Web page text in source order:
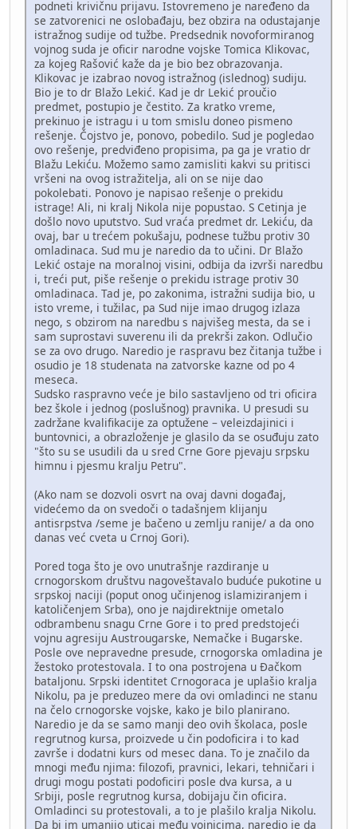
podneti krivičnu prijavu. Istovremeno je naređeno da
se zatvorenici ne oslobađaju, bez obzira na odustajanje
istražnog sudije od tužbe. Predsednik novoformiranog
vojnog suda je oficir narodne vojske Tomica Klikovac,
za kojeg Rašović kaže da je bio bez obrazovanja.
Klikovac je izabrao novog istražnog (islednog) sudiju.
Bio je to dr Blažo Lekić. Kad je dr Lekić proučio
predmet, postupio je čestito. Za kratko vreme,
prekinuo je istragu i u tom smislu doneo pismeno
rešenje. Čojstvo je, ponovo, pobedilo. Sud je pogledao
ovo rešenje, predviđeno propisima, pa ga je vratio dr
Blažu Lekiću. Možemo samo zamisliti kakvi su pritisci
vršeni na ovog istražitelja, ali on se nije dao
pokolebati. Ponovo je napisao rešenje o prekidu
istrage! Ali, ni kralj Nikola nije popustao. S Cetinja je
došlo novo uputstvo. Sud vraća predmet dr. Lekiću, da
ovaj, bar u trećem pokušaju, podnese tužbu protiv 30
omladinaca. Sud mu je naredio da to učini. Dr Blažo
Lekić ostaje na moralnoj visini, odbija da izvrši naredbu
i, treći put, piše rešenje o prekidu istrage protiv 30
omladinaca. Tad je, po zakonima, istražni sudija bio, u
isto vreme, i tužilac, pa Sud nije imao drugog izlaza
nego, s obzirom na naredbu s najvišeg mesta, da se i
sam suprostavi suverenu ili da prekrši zakon. Odlučio
se za ovo drugo. Naredio je raspravu bez čitanja tužbe i
osudio je 18 studenata na zatvorske kazne od po 4
meseca.
Sudsko raspravno veće je bilo sastavljeno od tri oficira
bez škole i jednog (poslušnog) pravnika. U presudi su
zadržane kvalifikacije za optužene – veleizdajinici i
buntovnici, a obrazloženje je glasilo da se osuđuju zato
"što su se usudili da u sred Crne Gore pjevaju srpsku
himnu i pjesmu kralju Petru".
(Ako nam se dozvoli osvrt na ovaj davni događaj,
videćemo da on svedoči o tadašnjem klijanju
antisrpstva /seme je bačeno u zemlju ranije/ a da ono
danas već cveta u Crnoj Gori).
Pored toga što je ovo unutrašnje razdiranje u
crnogorskom društvu nagoveštavalo buduće pukotine u
srpskoj naciji (poput onog učinjenog islamiziranjem i
katoličenjem Srba), ono je najdirektnije ometalo
odbrambenu snagu Crne Gore i to pred predstojeći
vojnu agresiju Austrougarske, Nemačke i Bugarske.
Posle ove nepravedne presude, crnogorska omladina je
žestoko protestovala. I to ona postrojena u Đačkom
bataljonu. Srpski identitet Crnogoraca je uplašio kralja
Nikolu, pa je preduzeo mere da ovi omladinci ne stanu
na čelo crnogorske vojske, kako je bilo planirano.
Naredio je da se samo manji deo ovih školaca, posle
regrutnog kursa, proizvede u čin podoficira i to kad
završe i dodatni kurs od mesec dana. To je značilo da
mnogi među njima: filozofi, pravnici, lekari, tehničari i
drugi mogu postati podoficiri posle dva kursa, a u
Srbiji, posle regrutnog kursa, dobijaju čin oficira.
Omladinci su protestovali, a to je plašilo kralja Nikolu.
Da bi im umanjio uticaj među vojnicima, naredio je da